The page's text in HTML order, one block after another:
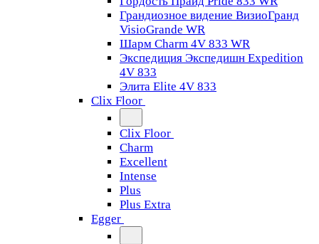
Грандиозное видение ВизиоГранд
VisioGrande WR
Шарм Charm 4V 833 WR
Экспедиция Экспедишн Expedition
4V 833
Элита Elite 4V 833
Clix Floor
Clix Floor
Charm
Excellent
Intense
Plus
Plus Extra
Egger